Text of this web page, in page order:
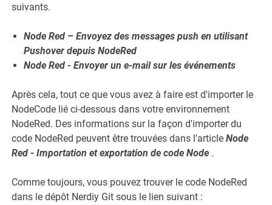
suivants.
Node Red – Envoyez des messages push en utilisant
Pushover depuis NodeRed
Node Red - Envoyer un e-mail sur les événements
Après cela, tout ce que vous avez à faire est d'importer le
NodeCode lié ci-dessous dans votre environnement
NodeRed. Des informations sur la façon d'importer du
code NodeRed peuvent être trouvées dans l'articleNode
Red - Importation et exportation de code Node .
Comme toujours, vous pouvez trouver le code NodeRed
dans le dépôt Nerdiy Git sous le lien suivant :